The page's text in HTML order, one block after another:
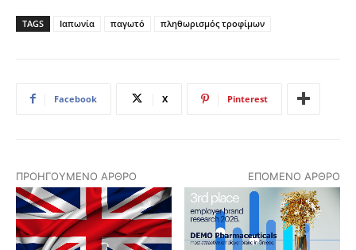
TAGS Ιαπωνία παγωτό πληθωρισμός τροφίμων
Facebook X Pinterest
ΠΡΟΗΓΟΎΜΕΝΟ ΆΡΘΡΟ ΕΠΌΜΕΝΟ ΆΡΘΡΟ